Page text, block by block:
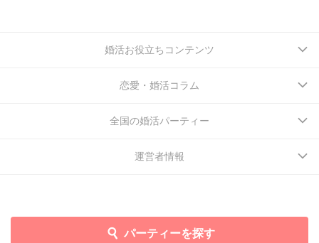
パーティーを探す
婚活お役立ちコンテンツ
恋愛・婚活コラム
全国の婚活パーティー
運営者情報